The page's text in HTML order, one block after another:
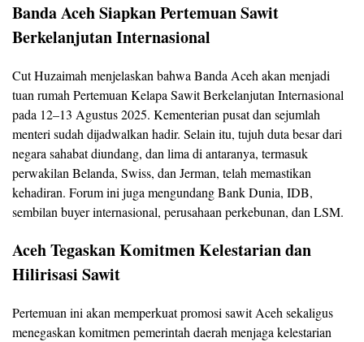
Banda Aceh Siapkan Pertemuan Sawit
Berkelanjutan Internasional
Cut Huzaimah menjelaskan bahwa Banda Aceh akan menjadi
tuan rumah Pertemuan Kelapa Sawit Berkelanjutan Internasional
pada 12–13 Agustus 2025. Kementerian pusat dan sejumlah
menteri sudah dijadwalkan hadir. Selain itu, tujuh duta besar dari
negara sahabat diundang, dan lima di antaranya, termasuk
perwakilan Belanda, Swiss, dan Jerman, telah memastikan
kehadiran. Forum ini juga mengundang Bank Dunia, IDB,
sembilan buyer internasional, perusahaan perkebunan, dan LSM.
Aceh Tegaskan Komitmen Kelestarian dan
Hilirisasi Sawit
Pertemuan ini akan memperkuat promosi sawit Aceh sekaligus
menegaskan komitmen pemerintah daerah menjaga kelestarian